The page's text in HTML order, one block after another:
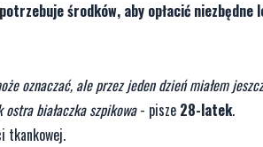
środków, aby opłacić niezbędne
oznaczać, ale przez jeden dzień miałem
ostra białaczka szpikowa- pisze 28-latek.
tkankowej.